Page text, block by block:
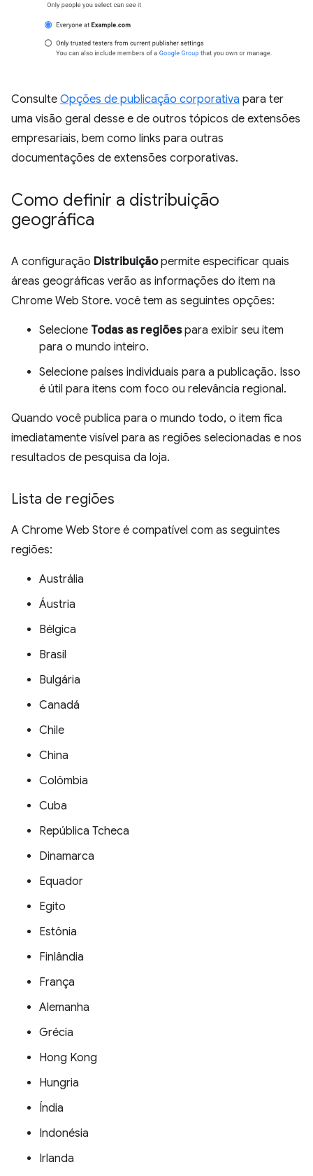
Consulte Opções de publicação corporativa para ter
uma visão geral desse e de outros tópicos de extensões
empresariais, bem como links para outras
documentações de extensões corporativas.
Como definir a distribuição
geográfica
A configuração Distribuiçãopermite especificar quais
áreas geográficas verão as informações do item na
Chrome Web Store. você tem as seguintes opções:
Selecione Todas as regiõespara exibir seu item
para o mundo inteiro.
Selecione países individuais para a publicação. Isso
é útil para itens com foco ou relevância regional.
Quando você publica para o mundo todo, o item fica
imediatamente visível para as regiões selecionadas e nos
resultados de pesquisa da loja.
Lista de regiões
A Chrome Web Store é compatível com as seguintes
regiões:
Austrália
Áustria
Bélgica
Brasil
Bulgária
Canadá
Chile
China
Colômbia
Cuba
República Tcheca
Dinamarca
Equador
Egito
Estônia
Finlândia
França
Alemanha
Grécia
Hong Kong
Hungria
Índia
Indonésia
Irlanda